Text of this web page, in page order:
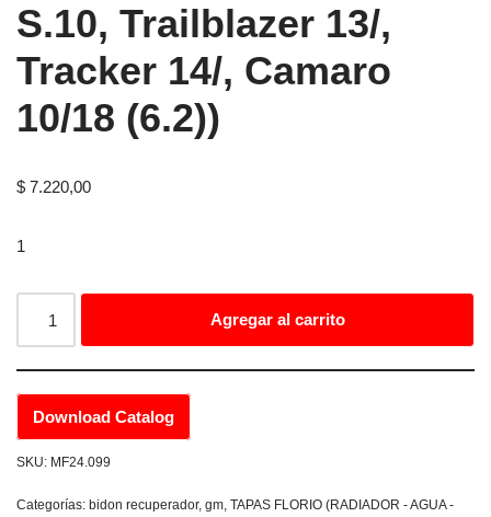
S.10, Trailblazer 13/,
Tracker 14/, Camaro
10/18 (6.2))
$ 7.220,00
1
Agregar al carrito
Download Catalog
SKU: MF24.099
Categorías: bidon recuperador, gm, TAPAS FLORIO (RADIADOR - AGUA -